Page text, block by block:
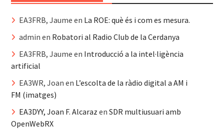
EA3FRB, Jaume en La ROE: què és i com es mesura.
admin en Robatori al Radio Club de la Cerdanya
EA3FRB, Jaume en Introducció a la intel·ligència
artificial
EA3WR, Joan en L’escolta de la ràdio digital a AM i
FM (imatges)
EA3DYY, Joan F. Alcaraz en SDR multiusuari amb
OpenWebRX